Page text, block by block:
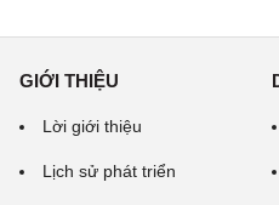
GIỚI THIỆU
Lời giới thiệu
Lịch sử phát triển